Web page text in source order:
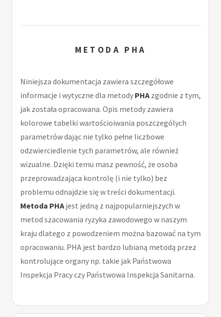
METODA PHA
Niniejsza dokumentacja zawiera szczegółowe
informacje i wytyczne dla metody PHA zgodnie z tym,
jak została opracowana. Opis metody zawiera
kolorowe tabelki wartościoiwania poszczególych
parametrów dając nie tylko pełne liczbowe
odzwierciedlenie tych parametrów, ale również
wizualne. Dzięki temu masz pewność, że osoba
przeprowadzająca kontrolę (i nie tylko) bez
problemu odnajdzie się w treści dokumentacji.
Metoda PHA jest jedną z najpopularniejszych w
metod szacowania ryzyka zawodowego w naszym
kraju dlatego z powodzeniem można bazować na tym
opracowaniu. PHA jest bardzo lubianą metodą przez
kontrolujące organy np. takie jak Państwowa
Inspekcja Pracy czy Państwowa Inspekcja Sanitarna.